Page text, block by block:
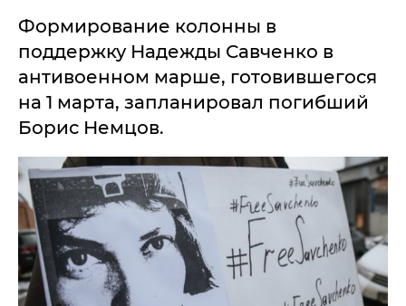
Формирование колонны в
поддержку Надежды Савченко в
антивоенном марше, готовившегося
на 1 марта, запланировал погибший
Борис Немцов.